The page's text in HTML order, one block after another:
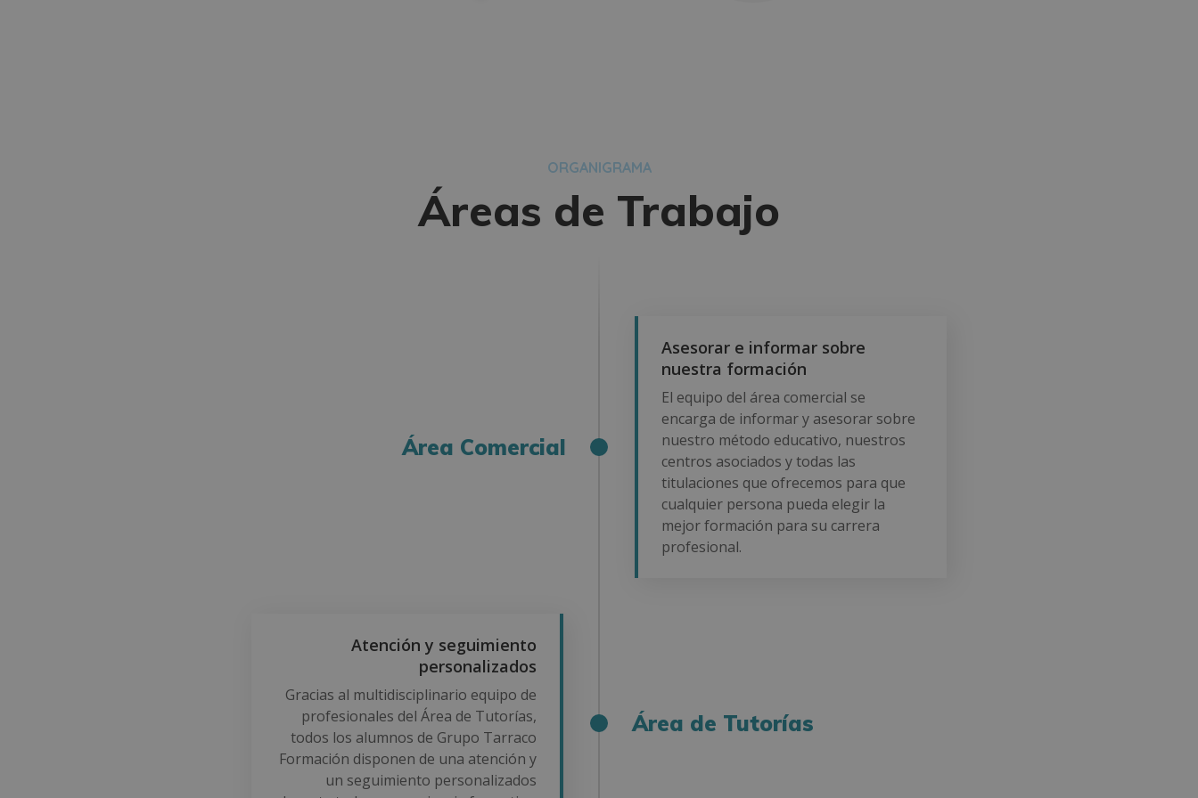
ORGANIGRAMA
Áreas de Trabajo
Área Comercial
Asesorar e informar sobre
nuestra formación
El equipo del área comercial se
encarga de informar y asesorar sobre
nuestro método educativo, nuestros
centros asociados y todas las
titulaciones que ofrecemos para que
cualquier persona pueda elegir la
mejor formación para su carrera
profesional.
Área de Tutorías
Atención y seguimiento
personalizados
Gracias al multidisciplinario equipo de
profesionales del Área de Tutorías,
todos los alumnos de Grupo Tarraco
Formación disponen de una atención y
un seguimiento personalizados